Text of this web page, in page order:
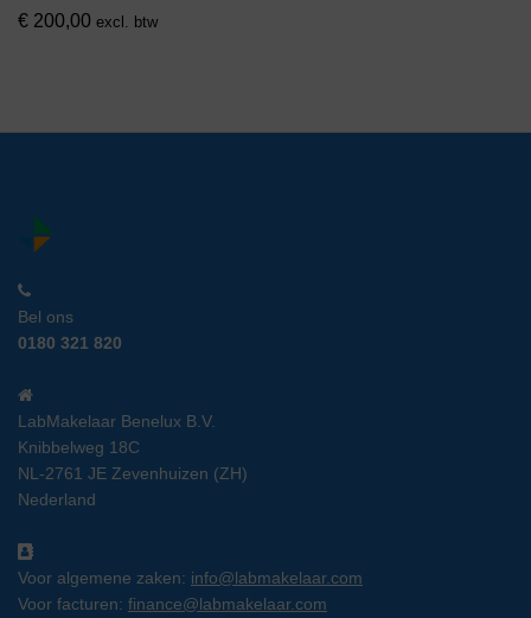
€ 200,00 excl. btw
Bel ons
0180 321 820
LabMakelaar Benelux B.V.
Knibbelweg 18C
NL-2761 JE Zevenhuizen (ZH)
Nederland
Voor algemene zaken: info@labmakelaar.com
Voor facturen: finance@labmakelaar.com